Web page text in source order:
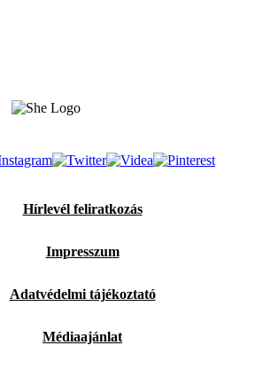
Hírlevél feliratkozás
Impresszum
Adatvédelmi tájékoztató
Médiaajánlat